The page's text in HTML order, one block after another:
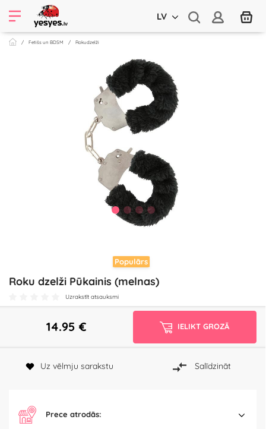
LV
Fetišs un BDSM Rokudzelži
Populārs
Roku dzelži Pūkainis (melnas)
Uzrakstīt atsauksmi
14.95 € IELIKT GROZĀ
Uz vēlmju sarakstu Salīdzināt
Prece atrodās: